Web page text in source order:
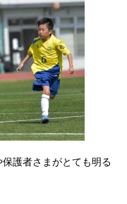
護者さまがとても明る